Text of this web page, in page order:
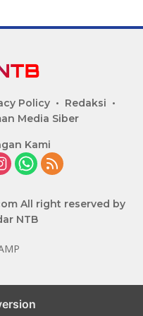
Policy
Redaksi
Media Siber
Kami
All right reserved by
NTB